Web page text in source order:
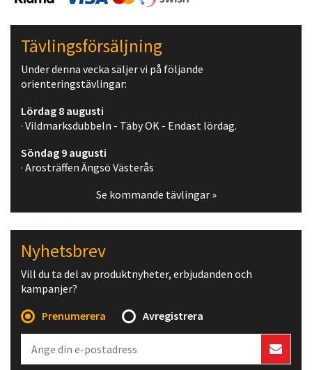
Tävlingsförsäljning
Under denna vecka säljer vi på följande
orienteringstävlingar:
Lördag 8 augusti
· Vildmarksdubbeln - Täby OK - Endast lördag.
Söndag 9 augusti
· Arosträffen Ängsö Västerås
Se kommande tävlingar »
Nyhetsbrev
Vill du ta del av produktnyheter, erbjudanden och
kampanjer?
Prenumerera
Avregistrera